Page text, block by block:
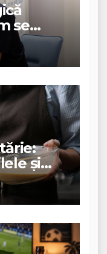
se
și
un